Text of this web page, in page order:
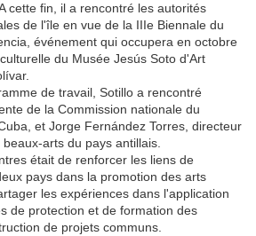
cette fin, il a rencontré les autorités
de l'île en vue de la IIIe Biennale du
événement qui occupera en octobre
du Musée Jesús Soto d'Art
de travail, Sotillo a rencontré
de la Commission nationale du
et Jorge Fernández Torres, directeur
arts du pays antillais.
était de renforcer les liens de
pays dans la promotion des arts
les expériences dans l'application
de protection et de formation des
de projets communs.